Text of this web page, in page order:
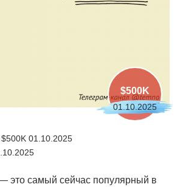
$500K
01.10.2025
01.10.2025
это самый сейчас популярный в